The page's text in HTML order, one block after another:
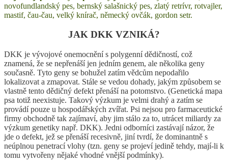
novofundlandský pes, bernský salašnický pes, zlatý retrívr, rotvajler,
mastif, čau-čau, velký knírač, německý ovčák, gordon setr.
JAK DKK VZNIKÁ?
DKK je vývojové onemocnění s polygenní dědičností, což
znamená, že se nepřenáší jen jedním genem, ale několika geny
současně. Tyto geny se bohužel zatím vědcům nepodařilo
lokalizovat a zmapovat. Stále se vedou dohady, jakým způsobem se
vlastně tento dědičný defekt přenáší na potomstvo. (Genetická mapa
psa totiž neexistuje. Takový výzkum je velmi drahý a zatím se
provádí pouze u hospodářských zvířat. Psi nejsou pro farmaceutické
firmy obchodně tak zajímaví, aby jim stálo za to, utrácet miliardy za
výzkum genetiky např. DKK). Jedni odborníci zastávají názor, že
jde o defekt, jež se přenáší recesivně, jiní tvrdí, že dominantně s
neúplnou penetrací vlohy (tzn. geny se projeví jedině tehdy, mají-li k
tomu vytvořeny nějaké vhodné vnější podmínky).